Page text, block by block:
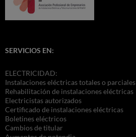
SERVICIOS EN:
ELECTRICIDAD:
Instalaciones eléctricas totales o parciales
Rehabilitación de instalaciones eléctricas
Electricistas autorizados
Certificado de instalaciones eléctricas
Boletines eléctricos
Cambios de titular